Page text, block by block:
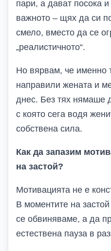
пари, а дават посока
важното – щях да си
смело, вместо да се
„реалистичното“.
Но вярвам, че именно
направили жената и
днес. Без тях нямаше
с която сега водя
собствена сила.
Как да запазим
на застой?
Мотивацията не е
В моментите на
се обвиняваме, а да
естествена пауза в